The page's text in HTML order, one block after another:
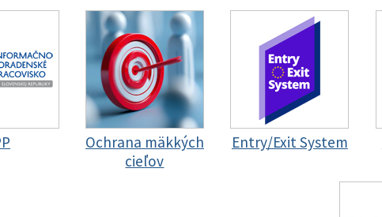
Ochrana mäkkých
cieľov
Entry/Exit System